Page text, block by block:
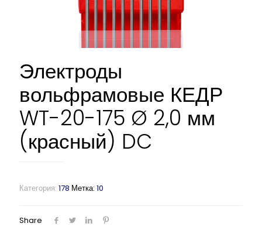
Электроды
вольфрамовые КЕДР
WT-20-175 Ø 2,0 мм
(красный) DC
Категория: 178 Метка: 10
Share